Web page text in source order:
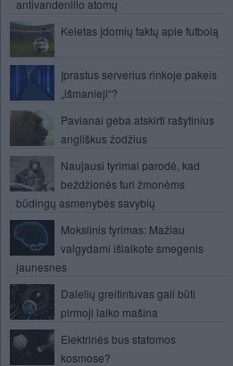
antivandenilio atomų
Keletas įdomių faktų apie futbolą
Įprastus serverius rinkoje pakeis
„išmanieji“?
Pavianai geba atskirti rašytinius
angliškus žodžius
Naujausi tyrimai parodė, kad
beždžionės turi žmonėms
būdingų asmenybės savybių
Mokslinis tyrimas: Mažiau
valgydami išlaikote smegenis
jaunesnes
Dalelių greitintuvas gali būti
pirmoji laiko mašina
Elektrinės bus statomos
kosmose?